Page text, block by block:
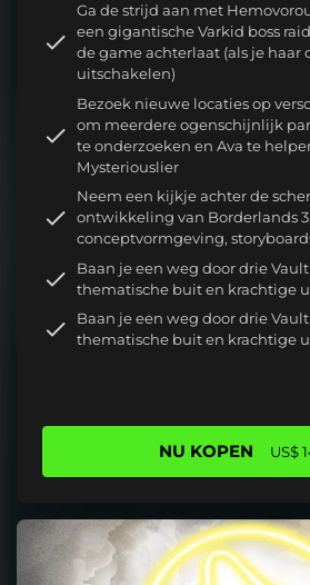
Ga de strijd aan met
een gigantische Varkid boss
de game achterlaat (als je
uitschakelen)
Bezoek nieuwe locaties op
om meerdere ogenschijnlijk
te onderzoeken en Ava te
Mysteriouslier
Neem een kijkje achter de
ontwikkeling van Borderlands
conceptvormgeving,
Baan je een weg door drie
thematische buit en krachtige
Baan je een weg door drie
thematische buit en krachtige
NU KOPEN US$